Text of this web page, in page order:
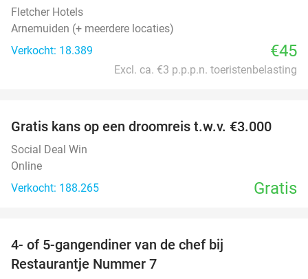
Fletcher Hotels
Arnemuiden (+ meerdere locaties)
Verkocht: 18.389
€45
Excl. ca. €3 p.p.p.n. toeristenbelasting
Gratis kans op een droomreis t.w.v. €3.000
Social Deal Win
Online
Verkocht: 188.265
Gratis
4- of 5-gangendiner van de chef bij
Restaurantje Nummer 7